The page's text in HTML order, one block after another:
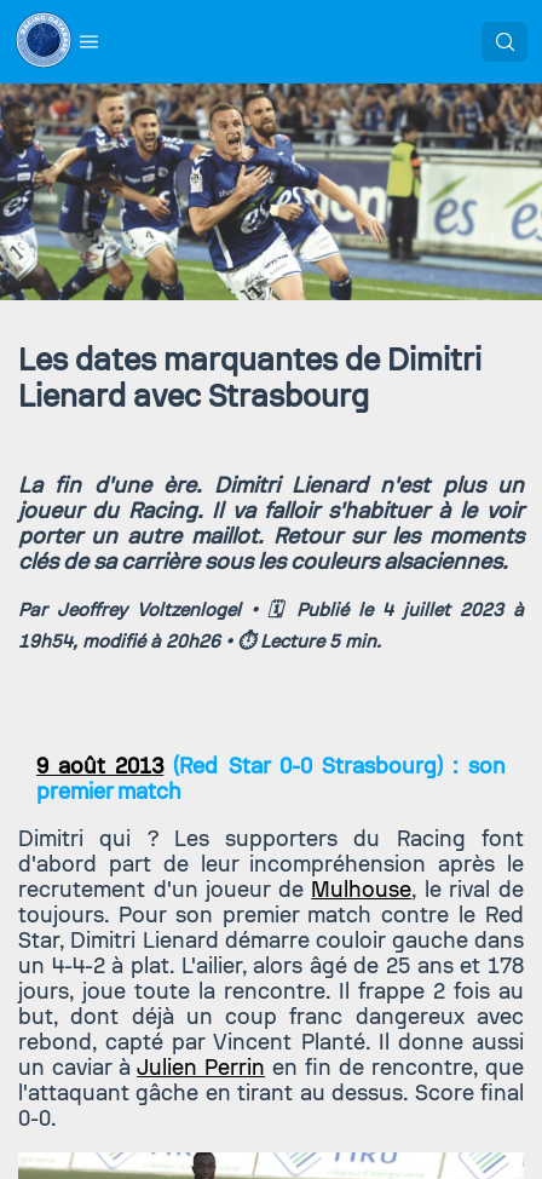
Les dates marquantes de Dimitri
Lienard avec Strasbourg
La fin d'une ère. Dimitri Lienard n'est plus un
joueur du Racing. Il va falloir s'habituer à le voir
porter un autre maillot. Retour sur les moments
clés de sa carrière sous les couleurs alsaciennes.
Par Jeoffrey Voltzenlogel • 🗓️ Publié le 4 juillet 2023 à
19h54, modifié à 20h26 • ⏱️ Lecture 5 min.
9 août 2013(Red Star 0-0 Strasbourg) : son
premier match
Dimitri qui ? Les supporters du Racing font
d'abord part de leur incompréhension après le
recrutement d'un joueur de Mulhouse, le rival de
toujours. Pour son premier match contre le Red
Star, Dimitri Lienard démarre couloir gauche dans
un 4-4-2 à plat. L'ailier, alors âgé de 25 ans et 178
jours, joue toute la rencontre. Il frappe 2 fois au
but, dont déjà un coup franc dangereux avec
rebond, capté par Vincent Planté. Il donne aussi
un caviar à Julien Perrin en fin de rencontre, que
l'attaquant gâche en tirant au dessus. Score final
0-0.